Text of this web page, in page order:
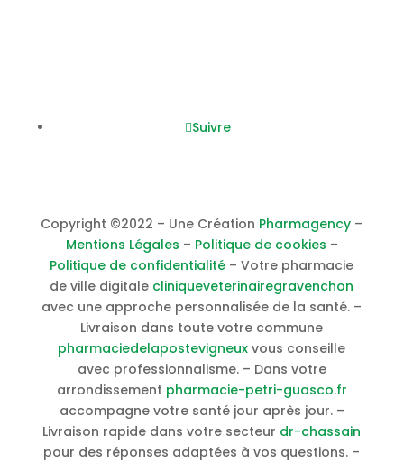
Suivre
Copyright ©2022 – Une Création Pharmagency –
Mentions Légales – Politique de cookies –
Politique de confidentialité – Votre pharmacie
de ville digitale cliniqueveterinairegravenchon
avec une approche personnalisée de la santé. –
Livraison dans toute votre commune
pharmaciedelapostevigneux vous conseille
avec professionnalisme. – Dans votre
arrondissement pharmacie-petri-guasco.fr
accompagne votre santé jour après jour. –
Livraison rapide dans votre secteur dr-chassain
pour des réponses adaptées à vos questions. –